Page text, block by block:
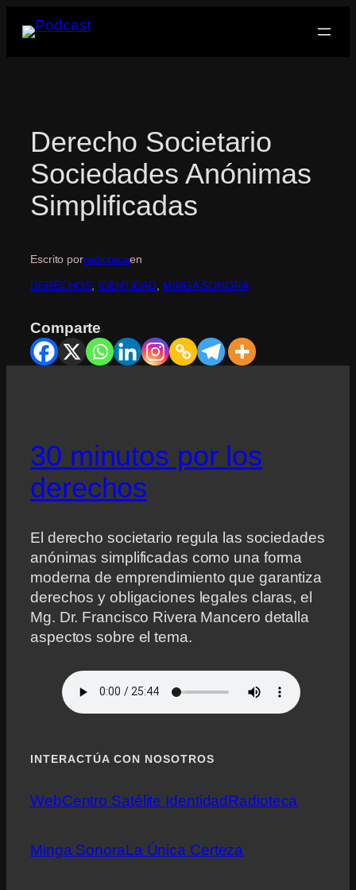
Derecho Societario
Sociedades Anónimas
Simplificadas
Escrito porradiotecaen
DERECHOS IDENTIDAD MINGA SONORA
Comparte
30 minutos por los
derechos
El derecho societario regula las sociedades
anónimas simplificadas como una forma
moderna de emprendimiento que garantiza
derechos y obligaciones legales claras, el
Mg. Dr. Francisco Rivera Mancero detalla
aspectos sobre el tema.
INTERACTÚA CON NOSOTROS
WebCentro Satélite IdentidadRadioteca
Minga SonoraLa Única Certeza